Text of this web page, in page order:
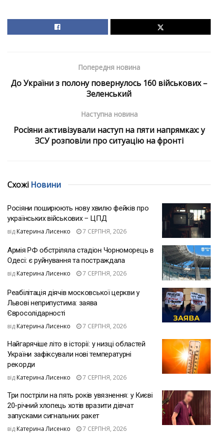
Попередня новина
До України з полону повернулось 160 військових –
Зеленський
Наступна новина
Росіяни активізували наступ на пяти напрямках: у
ЗСУ розповіли про ситуацію на фронті
Схожі Новини
Росіяни поширюють нову хвилю фейків про
українських військових – ЦПД
від Катерина Лисенко 7 СЕРПНЯ, 2026
Армія РФ обстріляла стадіон Чорноморець в
Одесі: є руйнування та постраждала
від Катерина Лисенко 7 СЕРПНЯ, 2026
Реабілітація діячів московської церкви у
Львові неприпустима: заява
Євросолідарності
від Катерина Лисенко 7 СЕРПНЯ, 2026
Найгарячіше літо в історії: у низці областей
України зафіксували нові температурні
рекорди
від Катерина Лисенко 7 СЕРПНЯ, 2026
Три постріли на пять років увязнення: у Києві
20-річний хлопець хотів вразити дівчат
запусками сигнальних ракет
від Катерина Лисенко 7 СЕРПНЯ, 2026